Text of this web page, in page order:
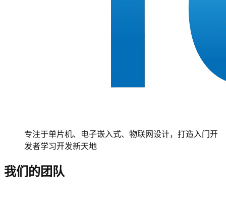
专注于单片机、电子嵌入式、物联网设计，打造入门开
发者学习开发新天地
我们的团队